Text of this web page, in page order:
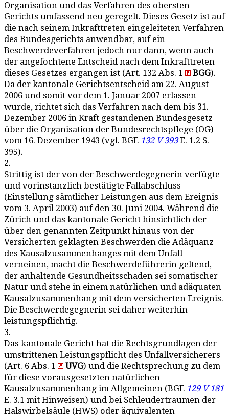
Organisation und das Verfahren des obersten
Gerichts umfassend neu geregelt. Dieses Gesetz ist auf
die nach seinem Inkrafttreten eingeleiteten Verfahren
des Bundesgerichts anwendbar, auf ein
Beschwerdeverfahren jedoch nur dann, wenn auch
der angefochtene Entscheid nach dem Inkrafttreten
dieses Gesetzes ergangen ist (Art. 132 Abs. 1
BGG).
Da der kantonale Gerichtsentscheid am 22. August
2006 und somit vor dem 1. Januar 2007 erlassen
wurde, richtet sich das Verfahren nach dem bis 31.
Dezember 2006 in Kraft gestandenen Bundesgesetz
über die Organisation der Bundesrechtspflege (OG)
vom 16. Dezember 1943 (vgl. BGE 132 V 393E. 1.2 S.
395).
2.
Strittig ist der von der Beschwerdegegnerin verfügte
und vorinstanzlich bestätigte Fallabschluss
(Einstellung sämtlicher Leistungen aus dem Ereignis
vom 3. April 2003) auf den 30. Juni 2004. Während die
Zürich und das kantonale Gericht hinsichtlich der
über den genannten Zeitpunkt hinaus von der
Versicherten geklagten Beschwerden die Adäquanz
des Kausalzusammenhanges mit dem Unfall
verneinen, macht die Beschwerdeführerin geltend,
der anhaltende Gesundheitsschaden sei somatischer
Natur und stehe in einem natürlichen und adäquaten
Kausalzusammenhang mit dem versicherten Ereignis.
Die Beschwerdegegnerin sei daher weiterhin
leistungspflichtig.
3.
Das kantonale Gericht hat die Rechtsgrundlagen der
umstrittenen Leistungspflicht des Unfallversicherers
(Art. 6 Abs. 1
UVG) und die Rechtsprechung zu dem
für diese vorausgesetzten natürlichen
Kausalzusammenhang im Allgemeinen (BGE 129 V 181
E. 3.1 mit Hinweisen) und bei Schleudertraumen der
Halswirbelsäule (HWS) oder äquivalenten